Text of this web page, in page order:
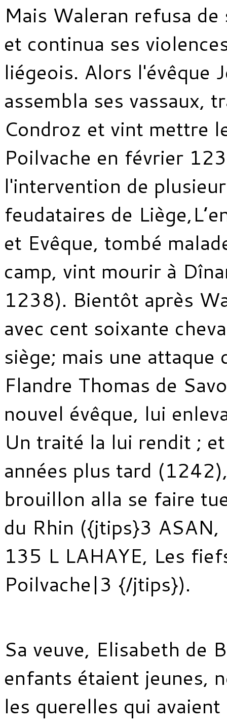
Mais Waleran refusa
et continua ses
liégeois. Alors l'évêque
assembla ses vassaux,
Condroz et vint mettre
Poilvache en février
l'intervention de
feudataires de
et Evêque, tombé
camp, vint mourir à
1238). Bientôt après
avec cent soixante
siège; mais une attaque
Flandre Thomas de
nouvel évêque, lui
Un traité la lui rendit ;
années plus tard
brouillon alla se faire
du Rhin ({jtips}3
135 L LAHAYE, Les
Poilvache|3 {/jtips}).
Sa veuve, Elisabeth de
enfants étaient jeunes,
les querelles qui